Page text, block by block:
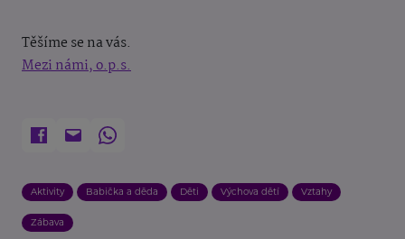
Těšíme se na vás.
Mezi námi, o.p.s.
Aktivity Babička a děda Děti Výchova dětí Vztahy
Zábava